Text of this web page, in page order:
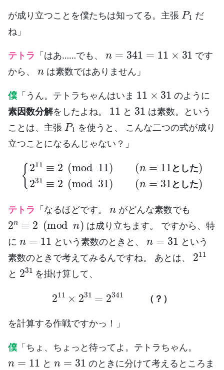
が成り立つことを僕たちは知ってる。主張
P1
だ
ね」
テトラ 「はあ……でも、
341= 31
です
から、
は素数ではありません」
僕 「うん。テトラちゃんはいま
11 31
のように
素因数分解をしたよね。
11
と
31
は素数。という
ことは、主張
P1
を使うと、 こんな二つの式が成り
立つことになるんじゃない？」
と し た
と し た
{211≡2( mod11 =11
とした)2 31 ≡2(mod31 =31 とした
テトラ 「なるほどです。 がどんな素数でも
2 n≡ 2 modn)
は成り立ちます。 ですから、特
に
11
という素数のときと、
n 31
という
素数のときで考えてみるんですね。 あとは、
2 11
と
231
を掛け算して、
（ ？ ）
2 ×231 =2341 （？）
を計算する作戦ですかっ！」
僕 「ちょ、ちょっと待ってよ。テトラちゃん。
n= 11
と
n=31
のときに分けて考えるところま